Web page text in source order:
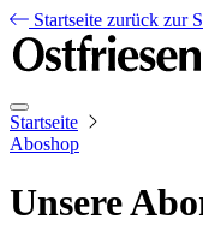
Startseite zurück zur
Startseite
Aboshop
Unsere